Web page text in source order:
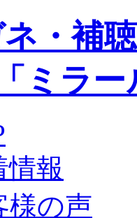
情報
様の声